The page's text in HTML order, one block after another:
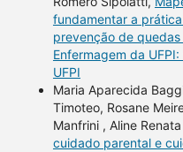
fundamentar a
prevenção de
Enfermagem da
UFPI
Maria Aparecida
Timoteo, Rosane
Manfrini , Aline
cuidado parental e